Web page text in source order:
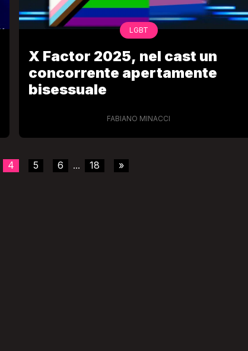
LGBT
X Factor 2025, nel cast un
concorrente apertamente
bisessuale
FABIANO MINACCI
4 5 6 ... 18 »